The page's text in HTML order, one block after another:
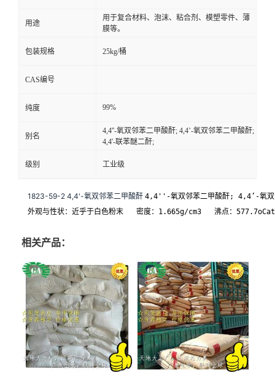
用途
用于复合材料、泡沫、粘合剂、模塑零件、薄
膜等。
包装规格 25kg/桶
CAS编号
纯度 99%
别名
4,4''-氧双邻苯二甲酸酐; 4,4’-氧双邻苯二甲酸酐;
4,4'-联苯醚二酐;
级别 工业级
1823-59-2 4,4'-氧双邻苯二甲酸酐 4,4''-氧双邻苯二甲酸酐; 4,4’-氧
外观与性状：近乎于白色粉末   密度：1.665g/cm3   沸点：
相关产品：